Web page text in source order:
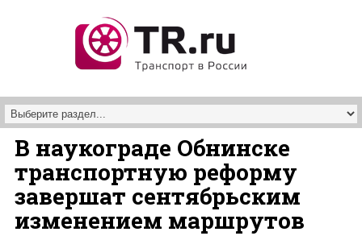
В наукограде Обнинске
транспортную реформу
завершат сентябрьским
изменением маршрутов